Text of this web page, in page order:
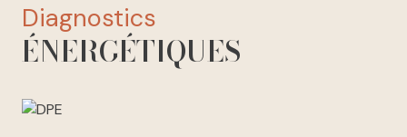
diagnostics
ÉNERGÉTIQUES